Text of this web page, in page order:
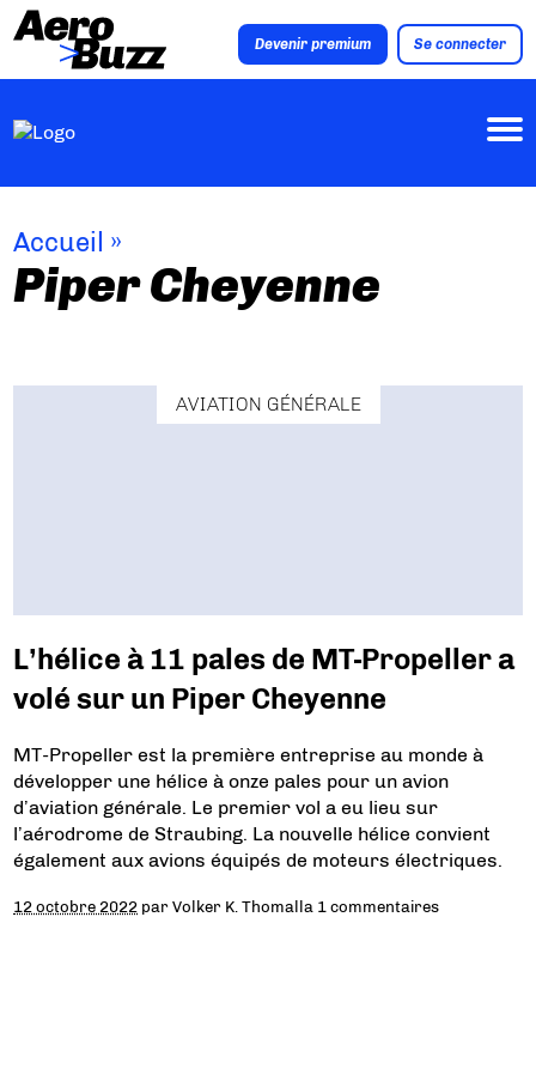
Devenir premium Se connecter
Accueil »
Piper Cheyenne
AVIATION GÉNÉRALE
L’hélice à 11 pales de MT-Propeller a
volé sur un Piper Cheyenne
MT-Propeller est la première entreprise au monde à
développer une hélice à onze pales pour un avion
d’aviation générale. Le premier vol a eu lieu sur
l’aérodrome de Straubing. La nouvelle hélice convient
également aux avions équipés de moteurs électriques.
12 octobre 2022 parVolker K. Thomalla 1 commentaires